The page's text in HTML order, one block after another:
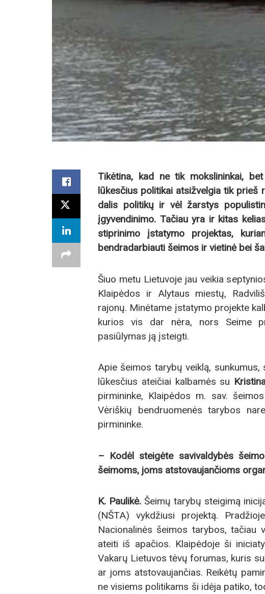
Tikėtina, kad ne tik mokslininkai,
lūkesčius politikai atsižvelgia tik prieš
dalis politikų ir vėl žarstys
įgyvendinimo. Tačiau yra ir kitas
stiprinimo įstatymo projektas,
bendradarbiauti šeimos ir vietinė bei
Šiuo metu Lietuvoje jau veikia
Klaipėdos ir Alytaus miestų,
rajonų. Minėtame įstatymo projekte
kurios vis dar nėra, nors Seime
pasiūlymas ją įsteigti.
Apie šeimos tarybų veiklą,
lūkesčius ateičiai kalbamės su
pirmininke, Klaipėdos m. sav.
Vėriškių bendruomenės tarybos
pirmininke.
– Kodėl steigėte savivaldybės
šeimoms, joms atstovaujančioms
K. Paulikė. Šeimų tarybų steigimą
(NŠTA) vykdžiusi projektą.
Nacionalinės šeimos tarybos, tačiau
ateiti iš apačios. Klaipėdoje ši
Vakarų Lietuvos tėvų forumas, kuris
ar joms atstovaujančias. Reikėtų
ne visiems politikams ši idėja patiko,